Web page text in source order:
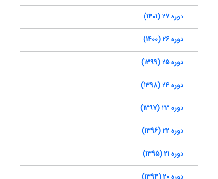
دوره 27 (1401)
دوره 26 (1400)
دوره 25 (1399)
دوره 24 (1398)
دوره 23 (1397)
دوره 22 (1396)
دوره 21 (1395)
دوره 20 (1394)